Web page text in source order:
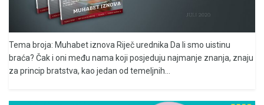
Tema broja: Muhabet iznova Riječ urednika Da li smo uistinu
braća? Čak i oni među nama koji posjeduju najmanje znanja, znaju
za princip bratstva, kao jedan od temeljnih...